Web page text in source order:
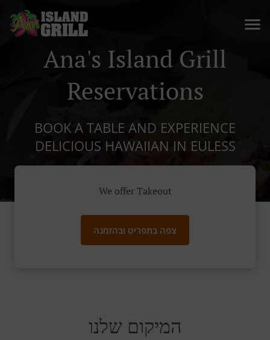
Ana's Island Grill
Reservations
BOOK A TABLE AND EXPERIENCE
DELICIOUS HAWAIIAN IN EULESS
We offer Takeout
צפה בתפריט ובהזמנה
המיקום שלנו